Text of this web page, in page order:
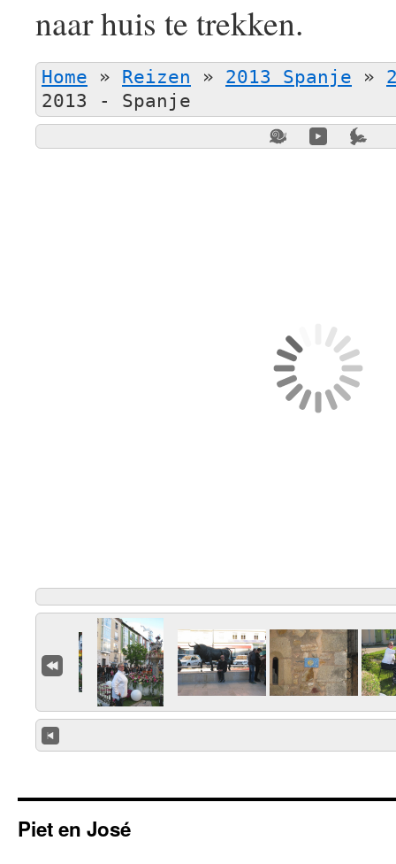
naar huis te trekken.
Home » Reizen » 2013 Spanje »
2013 - Spanje
Piet en José